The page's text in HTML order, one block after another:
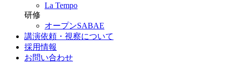
La Tempo
研修
オープンSABAE
講演依頼・視察について
採用情報
お問い合わせ